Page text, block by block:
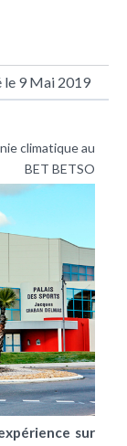
le 9 Mai 2019
climatique au
BET BETSO
sur